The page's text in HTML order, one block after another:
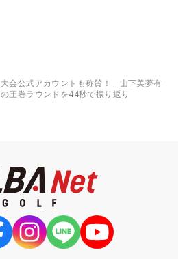
大会公式アカウントも称賛！ 山下美夢有
の圧巻ラウンドを44秒で振り返り